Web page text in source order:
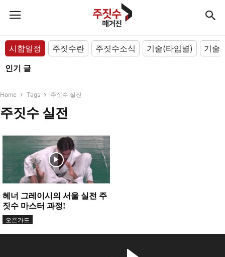
시합일정 주짓수란 주짓수소식 기술(타입별)
기술
인기 글
Home Tags 주짓수 실전
주짓수 실전
헤너 그레이시의 서울 실전 주
짓수 마스터 과정!
오픈가드